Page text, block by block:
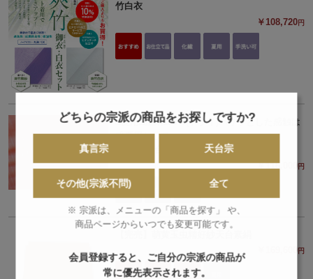
竹白衣
￥108,720円
□夏用□正絹100%(ドライ)パリッとした感触は
盛夏用として
￥116,000円
￥169,600円
どちらの宗派の商品をお探しですか?
真言宗 天台宗
その他(宗派不問) 全て
※ 宗派は、メニューの「商品を探す」 や、
商品ページからいつでも変更可能です。
会員登録すると、ご自分の宗派の商品が
常に優先表示されます。